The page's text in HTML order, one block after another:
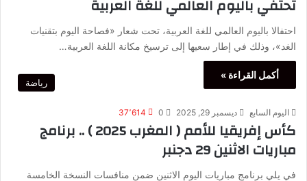
تحتفي باليوم العالمي للغة العربية
احتفالا باليوم العالمي للغة العربية، تحت شعار «فصاحة اليوم بتقنيات
الغد»، وذلك في إطار سعيها إلى ترسيخ مكانة اللغة العربية…
أكمل القراءة »
رياضة
اليوم السابع ديسمبر 29, 2025 0 37٬614
كأس إفريقيا للأمم ( المغرب 2025 ) .. برنامج
مباريات الاثنين 29 دجنبر
في يلي برنامج مباريات اليوم الاثنين ضمن منافسات النسخة الخامسة